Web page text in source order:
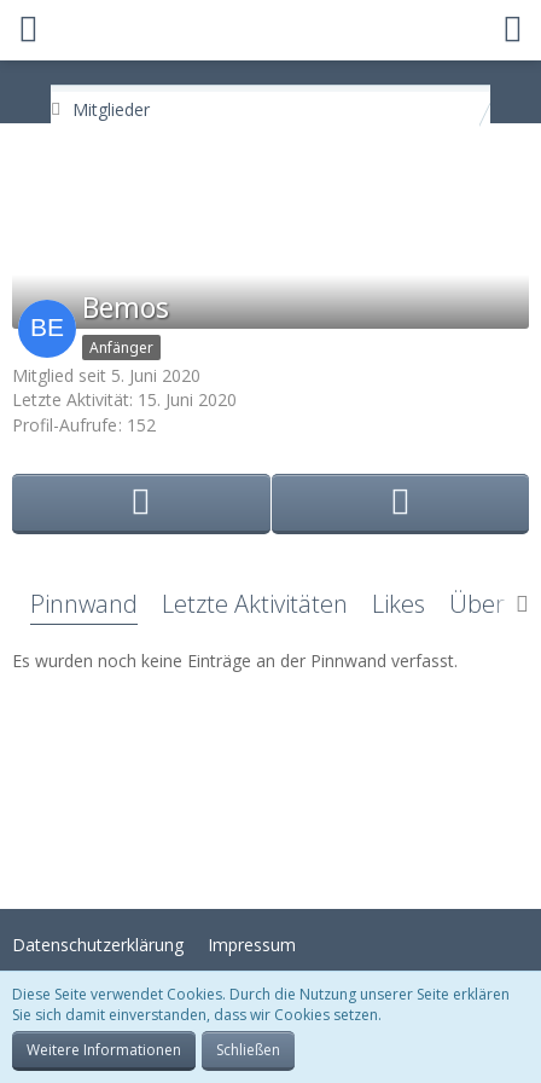
Mitglieder
Bemos
Anfänger
Mitglied seit 5. Juni 2020
Letzte Aktivität: 15. Juni 2020
Profil-Aufrufe 152
Pinnwand Letzte Aktivitäten Likes Über
Es wurden noch keine Einträge an der Pinnwand verfasst.
Datenschutzerklärung Impressum
Stil:Crystal Temptation , erstellt vonKittMedia
Community-Software:
Diese Seite verwendet Cookies. Durch die Nutzung unserer Seite erklären
Sie sich damit einverstanden, dass wir Cookies setzen.
Weitere Informationen
Schließen